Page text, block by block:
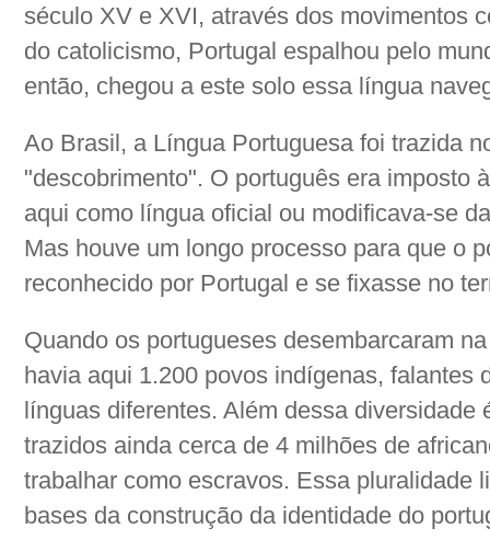
século XV e XVI, através dos movimentos
do catolicismo, Portugal espalhou pelo
então, chegou a este solo essa língua
Ao Brasil, a Língua Portuguesa foi trazida
"descobrimento". O português era imposto
aqui como língua oficial ou modificava-se
Mas houve um longo processo para que o
reconhecido por Portugal e se fixasse no
Quando os portugueses desembarcaram
havia aqui 1.200 povos indígenas, falantes
línguas diferentes. Além dessa diversidade
trazidos ainda cerca de 4 milhões de
trabalhar como escravos. Essa pluralidade
bases da construção da identidade do